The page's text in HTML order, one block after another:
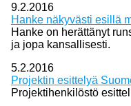
9.2.2016
Hanke näkyvästi esillä
Hanke on herättänyt
ja jopa kansallisesti.
5.2.2016
Projektin esittelyä
Projektihenkilöstö